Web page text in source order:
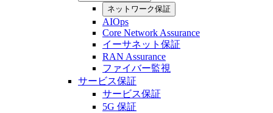
ネットワーク保証
AIOps
Core Network Assurance
イーサネット保証
RAN Assurance
ファイバー監視
サービス保証
サービス保証
5G 保証